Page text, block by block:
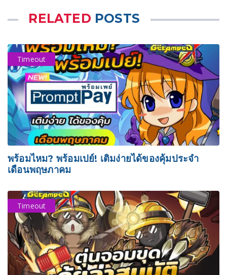
RELATED POSTS
Timeout
พร้อมไหม? พร้อมเปย์! เติมง่ายได้ของคุ้มประจำ
เดือนพฤษภาคม
Timeout